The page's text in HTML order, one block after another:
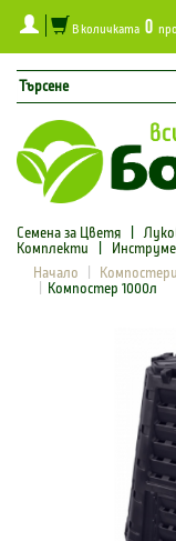
В количката 0
Семена за Цветя |
Комплекти
Начало
Компостери
Компостер 1000л